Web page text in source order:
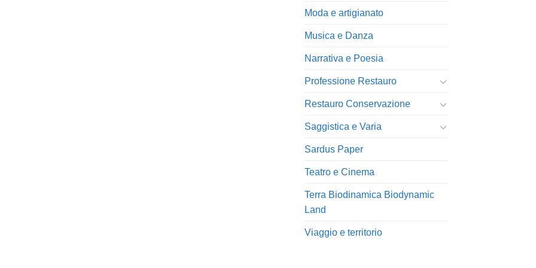
Moda e artigianato
Musica e Danza
Narrativa e Poesia
Professione Restauro
Restauro Conservazione
Saggistica e Varia
Sardus Paper
Teatro e Cinema
Terra Biodinamica Biodynamic
Land
Viaggio e territorio